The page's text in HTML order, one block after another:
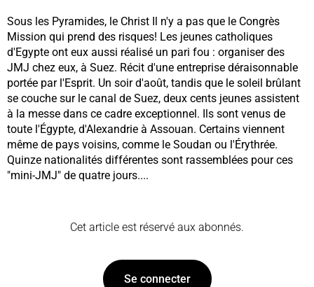
Sous les Pyramides, le Christ Il n'y a pas que le Congrès
Mission qui prend des risques! Les jeunes catholiques
d'Egypte ont eux aussi réalisé un pari fou : organiser des
JMJ chez eux, à Suez. Récit d'une entreprise déraisonnable
portée par l'Esprit. Un soir d'août, tandis que le soleil brûlant
se couche sur le canal de Suez, deux cents jeunes assistent
à la messe dans ce cadre exceptionnel. Ils sont venus de
toute l'Égypte, d'Alexandrie à Assouan. Certains viennent
même de pays voisins, comme le Soudan ou l'Érythrée.
Quinze nationalités différentes sont rassemblées pour ces
"mini-JMJ" de quatre jours....
Cet article est réservé aux abonnés.
Se connecter